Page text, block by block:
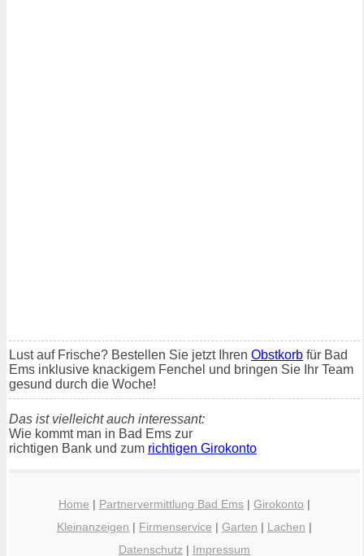
Lust auf Frische? Bestellen Sie jetzt Ihren Obstkorb für Bad
Ems inklusive knackigem Fenchel und bringen Sie Ihr Team
gesund durch die Woche!
Das ist vielleicht auch interessant:
Wie kommt man in Bad Ems zur
richtigen Bank und zum richtigen Girokonto
Home | Partnervermittlung Bad Ems | Girokonto |
Kleinanzeigen | Firmenservice | Garten | Lachen |
Datenschutz | Impressum